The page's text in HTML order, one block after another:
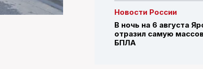
Новости России
В ночь на 6 августа
отразил самую
БПЛА